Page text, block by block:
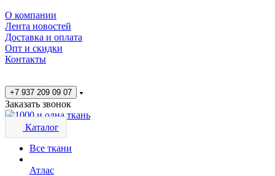
О компании
Лента новостей
Доставка и оплата
Опт и скидки
Контакты
+7 937 209 09 07
Заказать звонок
Каталог
Все ткани
Атлас